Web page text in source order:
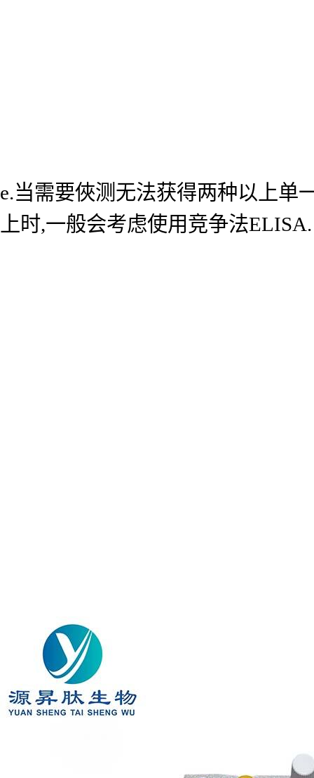
e.当需要俠测无法获得两种以上单
上时,一般会考虑使用竞争法ELISA.